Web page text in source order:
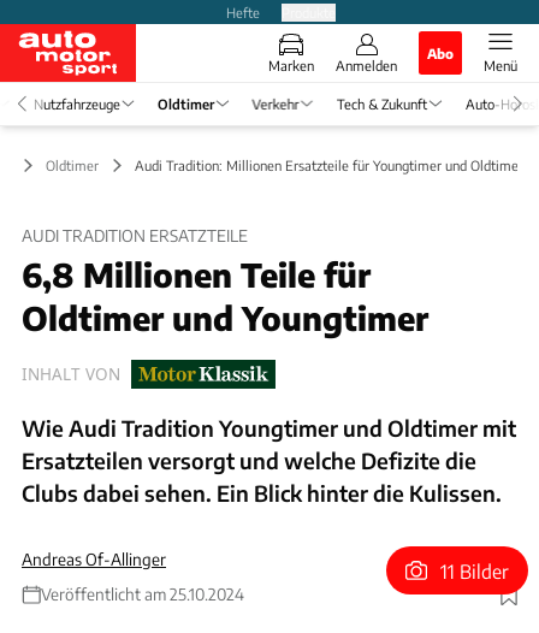
Hefte
Marken Anmelden
Abo
Menü
Nutzfahrzeuge Oldtimer Verkehr Tech & Zukunft Auto-
Oldtimer Audi Tradition: Millionen Ersatzteile für Youngtimer und Oldtimer
AUDI TRADITION ERSATZTEILE
6,8 Millionen Teile für
Oldtimer und Youngtimer
INHALT VON
Wie Audi Tradition Youngtimer und Oldtimer mit
Ersatzteilen versorgt und welche Defizite die
Clubs dabei sehen. Ein Blick hinter die Kulissen.
Andreas Of-Allinger
Veröffentlicht am 25.10.2024
Foto: Audi
11 Bilder